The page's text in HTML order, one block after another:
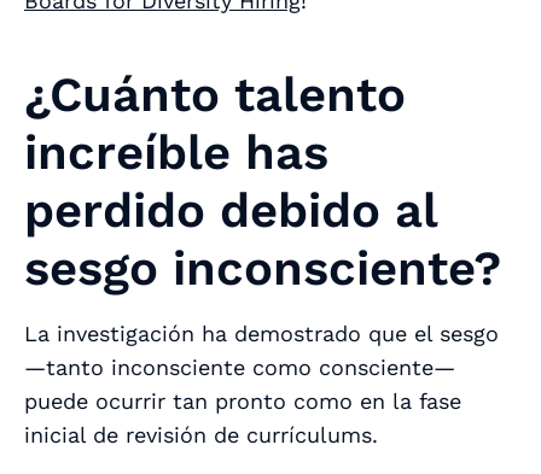
¿Cuánto talento
increíble has
perdido debido al
sesgo inconsciente?
La investigación ha demostrado que el sesgo
—tanto inconsciente como consciente—
puede ocurrir tan pronto como en la fase
inicial de revisión de currículums.